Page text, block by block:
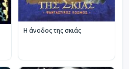
Η άνοδος της σκιάς